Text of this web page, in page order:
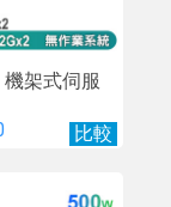
比較
機架式伺服